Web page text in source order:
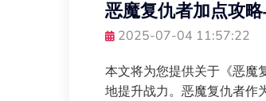
恶魔复仇者加点攻
2025-07-04 11:57:22
本文将为您提供关于《恶魔
地提升战力。恶魔复仇者作